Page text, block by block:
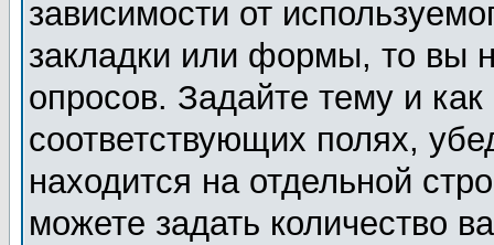
зависимости от
закладки или формы, то вы
опросов. Задайте тему и
соответствующих полях,
находится на отдельной
можете задать количество